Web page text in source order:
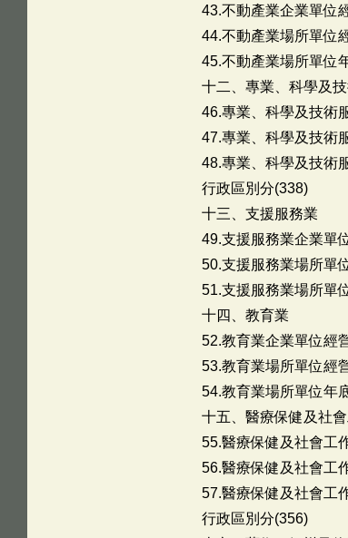
43.不動產業企業單位
44.不動產業場所單位
45.不動產業場所單位
十二、專業、科學及
46.專業、科學及技術
47.專業、科學及技術
48.專業、科學及技術
行政區別分(338)
十三、支援服務業
49.支援服務業企業單
50.支援服務業場所單
51.支援服務業場所單
十四、教育業
52.教育業企業單位經
53.教育業場所單位經
54.教育業場所單位年
十五、醫療保健及社
55.醫療保健及社會工
56.醫療保健及社會工
57.醫療保健及社會工
行政區別分(356)